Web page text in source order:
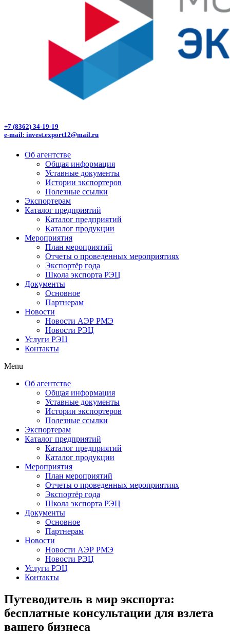
+7 (8362) 34-19-19
e-mail: invest.export12@mail.ru
Об агентстве
Общая информация
Уставные документы
Истории экспортеров
Полезные ссылки
Экспортерам
Каталог предприятий
Каталог предприятий
Каталог продукции
Мероприятия
План мероприятий
Отчеты о проведенных мероприятиях
Экспортёр года
Школа экспорта РЭЦ
Документы
Основное
Партнерам
Новости
Новости АЭР РМЭ
Новости РЭЦ
Услуги РЭЦ
Контакты
Menu
Об агентстве
Общая информация
Уставные документы
Истории экспортеров
Полезные ссылки
Экспортерам
Каталог предприятий
Каталог предприятий
Каталог продукции
Мероприятия
План мероприятий
Отчеты о проведенных мероприятиях
Экспортёр года
Школа экспорта РЭЦ
Документы
Основное
Партнерам
Новости
Новости АЭР РМЭ
Новости РЭЦ
Услуги РЭЦ
Контакты
Путеводитель в мир экспорта:
бесплатные консультации для взлета
вашего бизнеса